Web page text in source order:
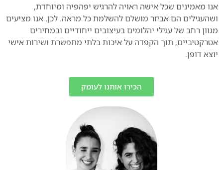
אנו מאמינים שכל אישה ראויה להרגיש יפהפיה ומיוחדת,
ושהעגילים הם אביזר מושלם להשלמת כל מראה. לכן, אנו מציעים
מגוון רחב של עגילי יהלומים בעיצובים ייחודיים ובמחירים
אטרקטיביים, תוך הקפדה על איכות בלתי מתפשרת ושירות אישי
יוצא דופן.
הכירו אותנו לעומק